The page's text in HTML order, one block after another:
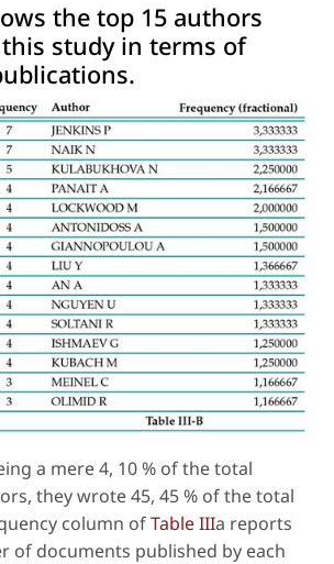
the top 15 authors
study in terms of
a mere 4, 10 % of the total
they wrote 45, 45 % of the total
column ofTable IIIa reports
of documents published by each